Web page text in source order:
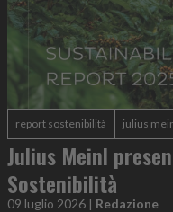
report sostenibilità julius
Julius Meinl
Sostenibilità
09 luglio 2026 | Redazione